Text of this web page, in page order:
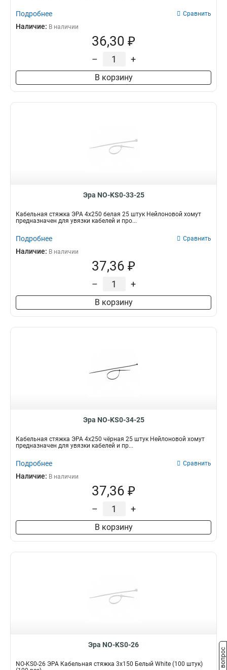
Подробнее Сравнить
Наличие: В наличии
36,30 ₽
– +
В корзину
Эра NO-KS0-33-25
Кабельная стяжка ЭРА 4x250 белая 25 штук Нейлоновой хомут
предназначен для увязки кабелей и про...
Подробнее Сравнить
Наличие: В наличии
37,36 ₽
– +
В корзину
Эра NO-KS0-34-25
Кабельная стяжка ЭРА 4x250 чёрная 25 штук Нейлоновой хомут
предназначен для увязки кабелей и пр...
Подробнее Сравнить
Наличие: В наличии
37,36 ₽
– +
В корзину
Эра NO-KS0-26
NO-KS0-26 ЭРА Кабельная стяжка 3х150 Белый White (100 штук)